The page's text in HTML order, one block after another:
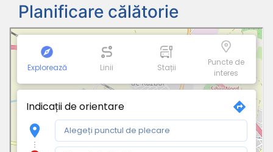
Planificare călătorie